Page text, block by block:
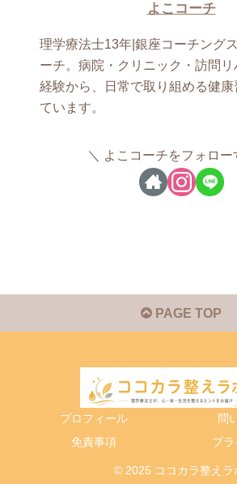
よこコーチ
理学療法士13年|銀座コーチング
ーチ。病院・クリニック・訪問
経験から、日常で取り組める健康
ています。
よこコーチをフォロー
PAGE TOP
プロフィール
問
免責事項
プ
© 2025 ココカラ整えラ